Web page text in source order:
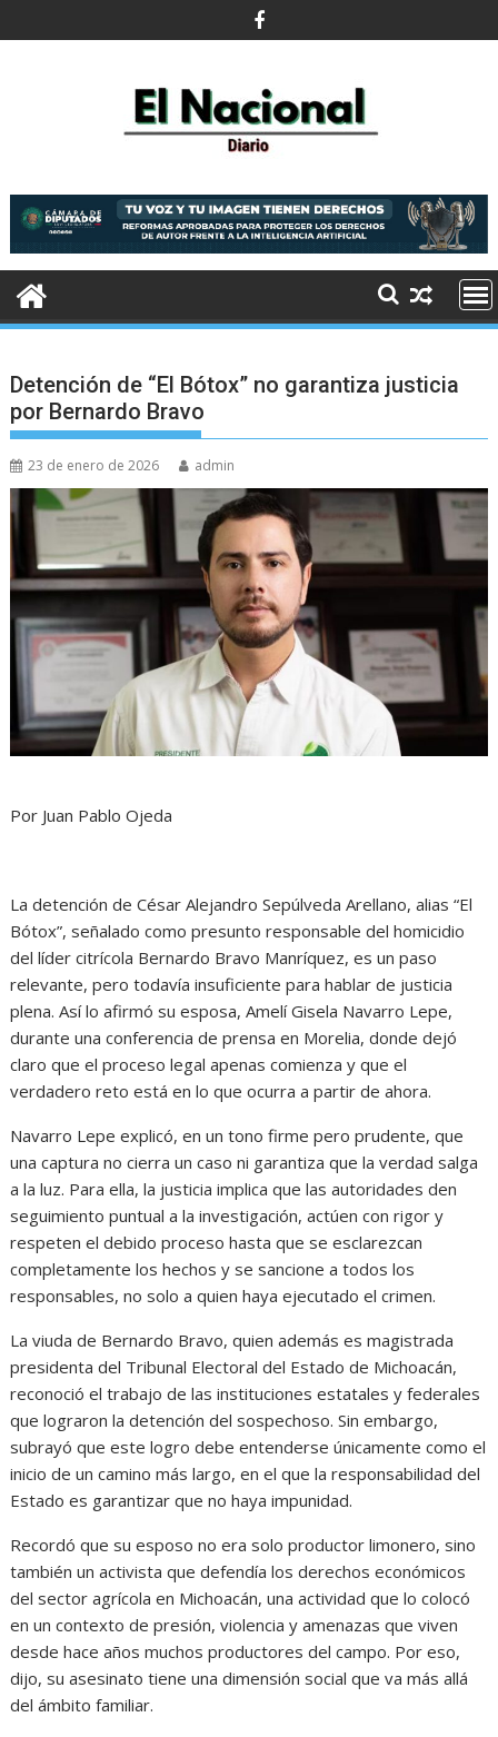
al
Detención de “El Bótox” no garantiza justicia
por Bernardo Bravo
23 de enero de 2026 admin
Por Juan Pablo Ojeda
La detención de César Alejandro Sepúlveda Arellano, alias “El
Bótox”, señalado como presunto responsable del homicidio
del líder citrícola Bernardo Bravo Manríquez, es un paso
relevante, pero todavía insuficiente para hablar de justicia
plena. Así lo afirmó su esposa, Amelí Gisela Navarro Lepe,
durante una conferencia de prensa en Morelia, donde dejó
claro que el proceso legal apenas comienza y que el
verdadero reto está en lo que ocurra a partir de ahora.
Navarro Lepe explicó, en un tono firme pero prudente, que
una captura no cierra un caso ni garantiza que la verdad salga
a la luz. Para ella, la justicia implica que las autoridades den
seguimiento puntual a la investigación, actúen con rigor y
respeten el debido proceso hasta que se esclarezcan
completamente los hechos y se sancione a todos los
responsables, no solo a quien haya ejecutado el crimen.
La viuda de Bernardo Bravo, quien además es magistrada
presidenta del Tribunal Electoral del Estado de Michoacán,
reconoció el trabajo de las instituciones estatales y federales
que lograron la detención del sospechoso. Sin embargo,
subrayó que este logro debe entenderse únicamente como el
inicio de un camino más largo, en el que la responsabilidad del
Estado es garantizar que no haya impunidad.
Recordó que su esposo no era solo productor limonero, sino
también un activista que defendía los derechos económicos
del sector agrícola en Michoacán, una actividad que lo colocó
en un contexto de presión, violencia y amenazas que viven
desde hace años muchos productores del campo. Por eso,
dijo, su asesinato tiene una dimensión social que va más allá
del ámbito familiar.